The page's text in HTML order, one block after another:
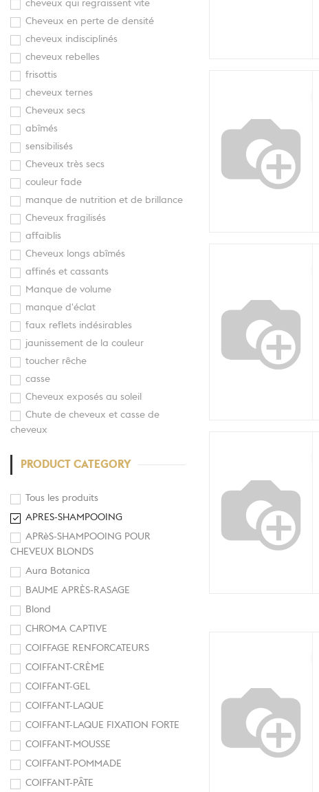
cheveux qui regraissent vite
Cheveux en perte de densité
cheveux indisciplinés
cheveux rebelles
frisottis
cheveux ternes
Cheveux secs
abîmés
sensibilisés
Cheveux très secs
couleur fade
manque de nutrition et de brillance
Cheveux fragilisés
affaiblis
Cheveux longs abîmés
affinés et cassants
Manque de volume
manque d'éclat
faux reflets indésirables
jaunissement de la couleur
toucher rêche
casse
Cheveux exposés au soleil
Chute de cheveux et casse de
cheveux
PRODUCT CATEGORY
Tous les produits
APRES-SHAMPOOING
APRèS-SHAMPOOING POUR
CHEVEUX BLONDS
Aura Botanica
BAUME APRÈS-RASAGE
Blond
CHROMA CAPTIVE
COIFFAGE RENFORCATEURS
COIFFANT-CRÈME
COIFFANT-GEL
COIFFANT-LAQUE
COIFFANT-LAQUE FIXATION FORTE
COIFFANT-MOUSSE
COIFFANT-POMMADE
COIFFANT-PÂTE